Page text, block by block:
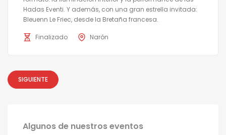
Hadas Eventi. Y además, con una gran estrella invitada:
Bleuenn Le Friec, desde la Bretaña francesa.
Finalizado Narón
SIGUIENTE
Algunos de nuestros eventos